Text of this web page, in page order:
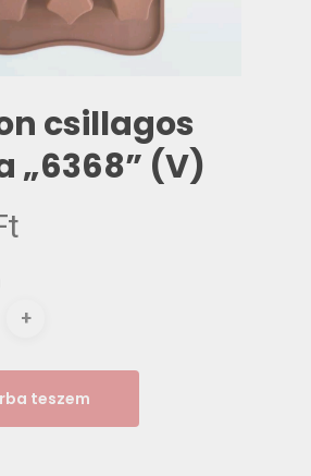
csillagos
„6368” (V)
teszem